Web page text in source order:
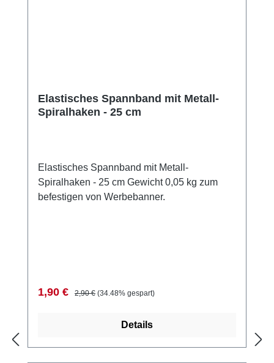
Elastisches Spannband mit Metall-
Spiralhaken - 25 cm
Elastisches Spannband mit Metall-
Spiralhaken - 25 cm Gewicht 0,05 kg zum
befestigen von Werbebanner.
Verkaufspreis:
1,90 € Regulärer Preis:
2,90 € (34.48% gespart)
Details